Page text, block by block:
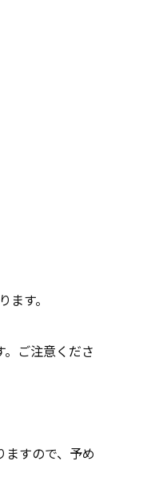
す。
ご注意くださ
すので、予め